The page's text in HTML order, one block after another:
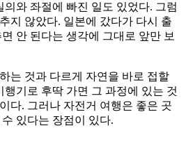
의와 좌절에 빠진 일도 있었다. 그럼
지 않았다. 일본에 갔다가 다시 출
안 된다는 생각에 그대로 앞만 보
는 것과 다르게 자연을 바로 접할
행기로 후딱 가면 그 과정에 있는 것
다. 그러나 자전거 여행은 좋은 곳
있다는 장점이 있다.